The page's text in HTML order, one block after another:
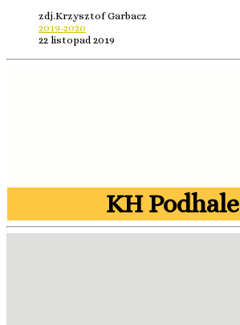
zdj.Krzysztof Garbacz
2019-2020
22 listopad 2019
KH Podhale